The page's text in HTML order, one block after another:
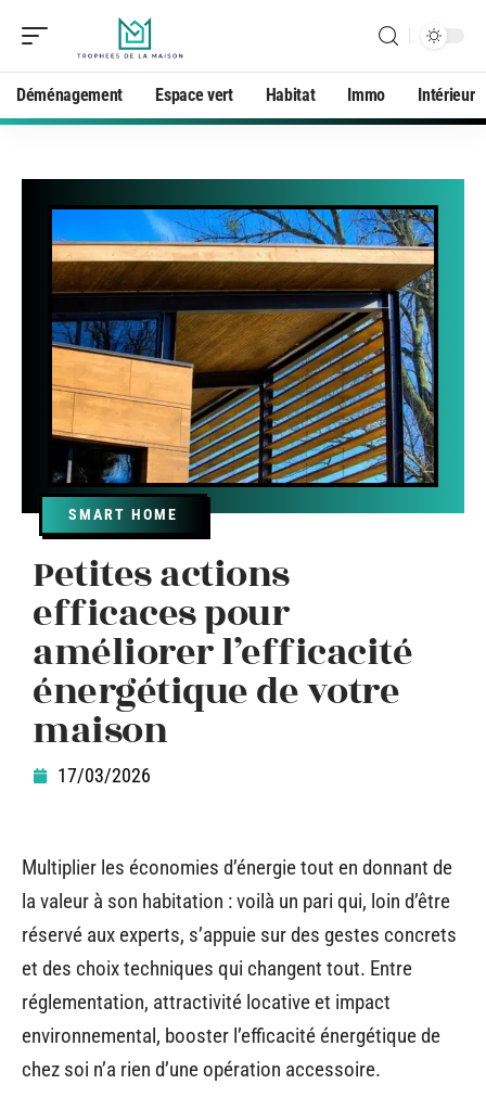
Déménagement Espace vert Habitat Immo Intérieur
SMART HOME
Petites actions
efficaces pour
améliorer l’efficacité
énergétique de votre
maison
17/03/2026
Multiplier les économies d’énergie tout en donnant de
la valeur à son habitation : voilà un pari qui, loin d’être
réservé aux experts, s’appuie sur des gestes concrets
et des choix techniques qui changent tout. Entre
réglementation, attractivité locative et impact
environnemental, booster l’efficacité énergétique de
chez soi n’a rien d’une opération accessoire.